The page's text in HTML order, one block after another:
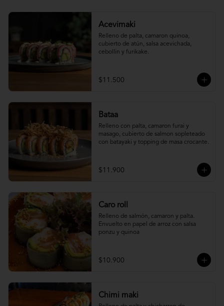
Acevimaki
Relleno de palta, camaron quinoa,
cubierto de atún, salsa acevichada,
cebollin y furikake.
$11.500
Bataa
Relleno con palta, camaron furai y
masago, cubierto de salmon sopleteado
con batayaki y topping de masa crocante.
$11.900
Caro roll
Relleno de salmón, camaron y palta.
Envuelto en papel de arroz con salsa
ponzu y quinoa
$10.900
Chimi maki